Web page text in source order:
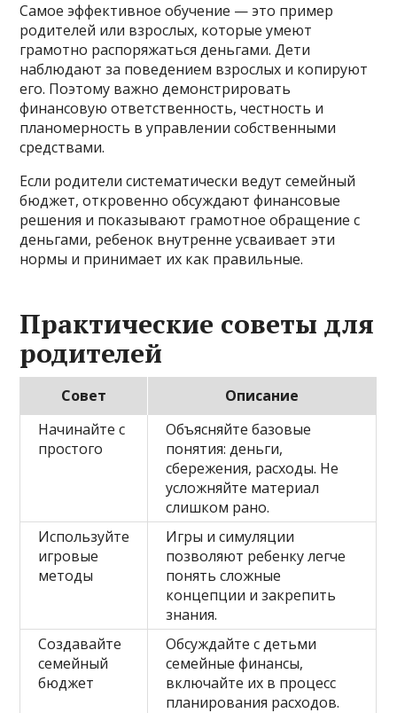
Самое эффективное обучение — это пример
родителей или взрослых, которые умеют
грамотно распоряжаться деньгами. Дети
наблюдают за поведением взрослых и копируют
его. Поэтому важно демонстрировать
финансовую ответственность, честность и
планомерность в управлении собственными
средствами.
Если родители систематически ведут семейный
бюджет, откровенно обсуждают финансовые
решения и показывают грамотное обращение с
деньгами, ребенок внутренне усваивает эти
нормы и принимает их как правильные.
Практические советы для
родителей
Совет
Описание
Начинайте с
простого
Объясняйте базовые
понятия: деньги,
сбережения, расходы. Не
усложняйте материал
слишком рано.
Используйте
игровые
методы
Игры и симуляции
позволяют ребенку легче
понять сложные
концепции и закрепить
знания.
Создавайте
семейный
бюджет
Обсуждайте с детьми
семейные финансы,
включайте их в процесс
планирования расходов.